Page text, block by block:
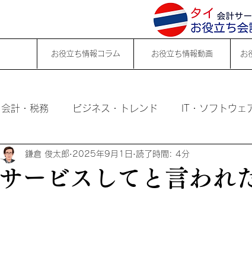
お役立ち情報コラム お役立ち情報動画 お
会計・税務 ビジネス・トレンド IT・ソフトウェ
サービスしてと言われ
鎌倉 俊太郎 2025年9月1日 読了時間: 4分